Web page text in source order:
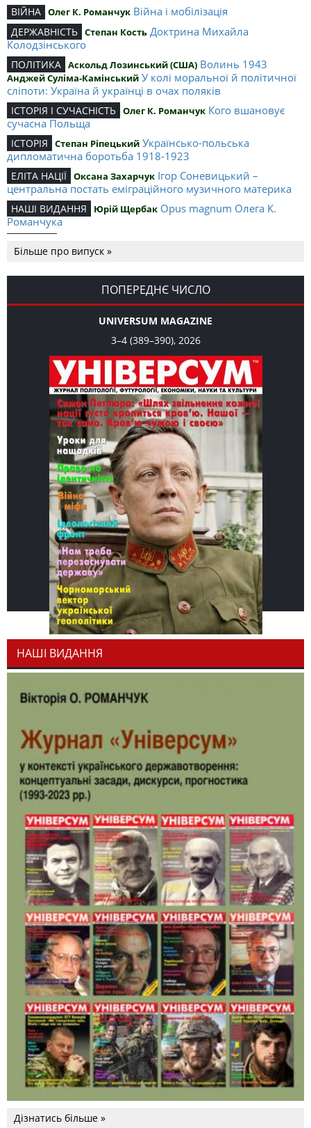
ВІЙНА Олег К. Романчук Війна і мобілізація
ДЕРЖАВНІСТЬ Степан Кость Доктрина Михайла
Колодзінського
ПОЛІТИКА Аскольд Лозинський (США) Волинь 1943
Анджей Суліма-Камінський У колі моральної й політичної
сліпоти: Україна й українці в очах поляків
ІСТОРІЯ І СУЧАСНІСТЬ Олег К. Романчук Кого вшановує
сучасна Польща
ІСТОРІЯ Степан Ріпецький Українсько-польська
дипломатична боротьба 1918-1923
ЕЛІТА НАЦІЇ Оксана Захарчук Ігор Соневицький –
центральна постать еміграційного музичного материка
НАШІ ВИДАННЯ Юрій Щербак Opus magnum Олега К.
Романчука
Романчука
СЛОВО РЕДАКЦІЙНЕ Олег К. Романчук Журавель і синиця
як уособлення української політстратегії й тактики
Більше про випуск »
ПОПЕРЕДНЄ ЧИСЛО
UNIVERSUM MAGAZINE
3–4 (389–390), 2026
НАШІ ВИДАННЯ
Дізнатись більше »